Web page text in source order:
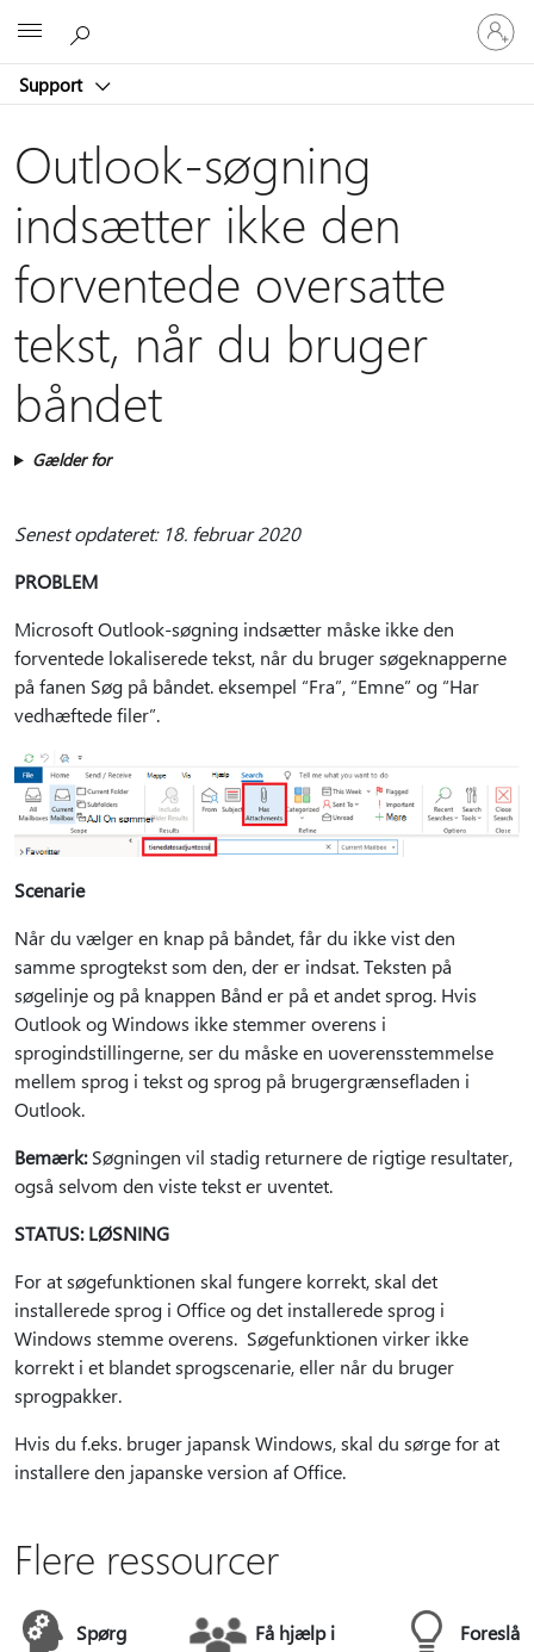
Support
Log
på
din
Outlook-søgning
indsætter ikke den
forventede oversatte
tekst, når du bruger
båndet
Gælder for
Senest opdateret: 18. februar 2020
PROBLEM
Microsoft Outlook-søgning indsætter måske ikke den
forventede lokaliserede tekst, når du bruger søgeknapperne
på fanen Søg på båndet. eksempel “Fra”, “Emne” og “Har
vedhæftede filer”.
Scenarie
Når du vælger en knap på båndet, får du ikke vist den
samme sprogtekst som den, der er indsat. Teksten på
søgelinje og på knappen Bånd er på et andet sprog. Hvis
Outlook og Windows ikke stemmer overens i
sprogindstillingerne, ser du måske en uoverensstemmelse
mellem sprog i tekst og sprog på brugergrænsefladen i
Outlook.
Bemærk:Søgningen vil stadig returnere de rigtige resultater,
også selvom den viste tekst er uventet.
STATUS: LØSNING
For at søgefunktionen skal fungere korrekt, skal det
installerede sprog i Office og det installerede sprog i
Windows stemme overens. Søgefunktionen virker ikke
korrekt i et blandet sprogscenarie, eller når du bruger
sprogpakker.
Hvis du f.eks. bruger japansk Windows, skal du sørge for at
installere den japanske version af Office.
Flere ressourcer
Spørg
Få hjælp i
Foreslå